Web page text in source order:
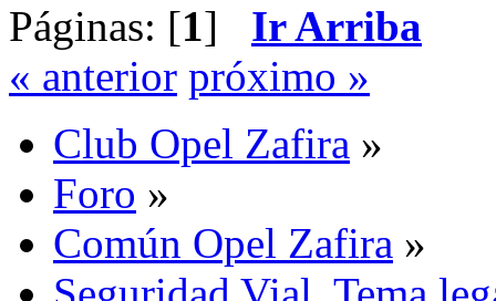
Páginas: [1] Ir Arriba
« anterior próximo »
Club Opel Zafira »
Foro »
Común Opel Zafira »